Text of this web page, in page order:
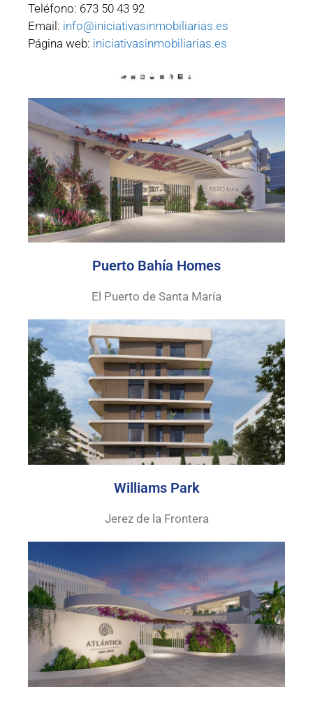
Teléfono: 673 50 43 92
Email: info@iniciativasinmobiliarias.es
Página web: iniciativasinmobiliarias.es
Puerto Bahía Homes
El Puerto de Santa María
Williams Park
Jerez de la Frontera